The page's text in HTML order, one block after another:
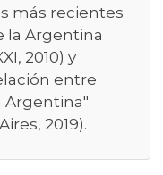
más recientes
la Argentina
2010) y
entre
Argentina"
2019).